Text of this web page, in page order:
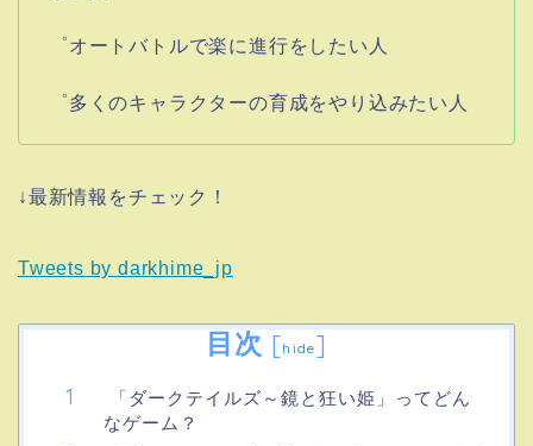
゜オートバトルで楽に進行をしたい人
゜多くのキャラクターの育成をやり込みたい人
↓最新情報をチェック！
Tweets by darkhime_jp
目次 [hide]
「ダークテイルズ～鏡と狂い姫」ってどん
なゲーム？